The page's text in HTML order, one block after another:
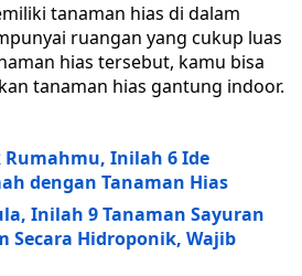
tanaman hias di dalam
ruangan yang cukup luas
hias tersebut, kamu bisa
tanaman hias gantung indoor.
Rumahmu, Inilah 6 Ide
dengan Tanaman Hias
Inilah 9 Tanaman Sayuran
Secara Hidroponik, Wajib